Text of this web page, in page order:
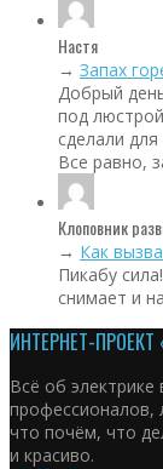
Настя
→ Запах
Добрый
под
сделали
Все равно,
Клоповник
→ Как
Пикабу
снимает и
ИНТЕРНЕТ-
Всё об
профессионалов,
что почём, что
и красиво.